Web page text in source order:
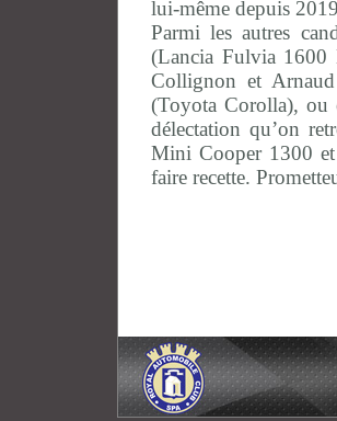
lui-même depuis
Parmi les autres
(Lancia Fulvia 1600
Collignon et
(Toyota Corolla), ou
délectation qu’on
Mini Cooper 1300 et
faire recette.